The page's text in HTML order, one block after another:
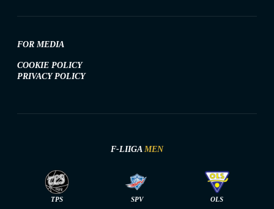
FOR MEDIA
COOKIE POLICY
PRIVACY POLICY
F-LIIGA MEN
TPS SPV OLS